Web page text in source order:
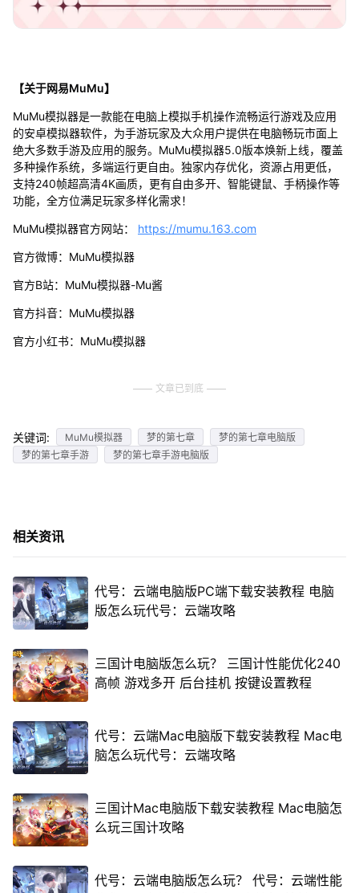
【关于网易MuMu】
MuMu模拟器是一款能在电脑上模拟手机操作流畅运行游戏及应用
的安卓模拟器软件，为手游玩家及大众用户提供在电脑畅玩市面上
绝大多数手游及应用的服务。MuMu模拟器5.0版本焕新上线，覆盖
多种操作系统，多端运行更自由。独家内存优化，资源占用更低，
支持240帧超高清4K画质，更有自由多开、智能键鼠、手柄操作等
功能，全方位满足玩家多样化需求！
MuMu模拟器官方网站： https://mumu.163.com
官方微博：MuMu模拟器
官方B站：MuMu模拟器-Mu酱
官方抖音：MuMu模拟器
官方小红书：MuMu模拟器
文章已到底
关键词: MuMu模拟器 梦的第七章
梦的第七章电脑版
梦的第七章手游
梦的第七章手游电脑版
相关资讯
代号：云端电脑版PC端下载安装教程 电脑
版怎么玩代号：云端攻略
三国计电脑版怎么玩？ 三国计性能优化240
高帧 游戏多开 后台挂机 按键设置教程
代号：云端Mac电脑版下载安装教程 Mac电
脑怎么玩代号：云端攻略
三国计Mac电脑版下载安装教程 Mac电脑怎
么玩三国计攻略
代号：云端电脑版怎么玩？ 代号：云端性能